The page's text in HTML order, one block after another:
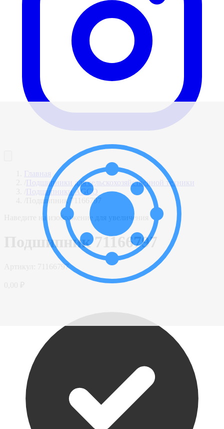
Главная
Подшипники для сельскохозяйственной техники
Подшипники AGCO
Подшипник 71166797
Наведите на изображение для увеличения
Подшипник 71166797
71166797